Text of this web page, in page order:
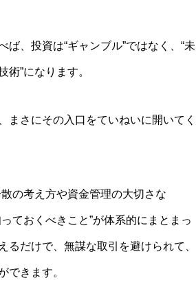
ば、投資は“ギャンブル”ではなく、“未
術”になります。
まさにその入口をていねいに開いてく
の考え方や資金管理の大切さな
ておくべきこと”が体系的にまとまっ
るだけで、無謀な取引を避けられて、
できます。